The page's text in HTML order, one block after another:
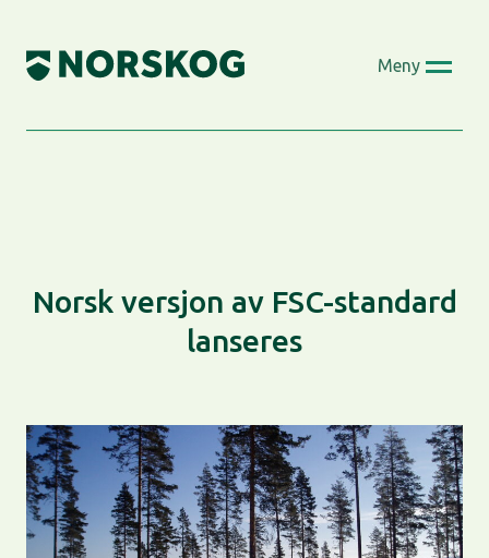
content
Meny
Norsk versjon av FSC-standard
lanseres